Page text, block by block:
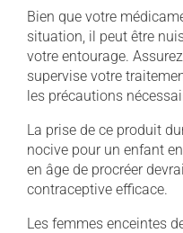
Bien que votre
situation, il peut être
votre entourage.
supervise votre
les précautions
La prise de ce produit
nocive pour un enfant
en âge de procréer
contraceptive efficace.
Les femmes enceintes